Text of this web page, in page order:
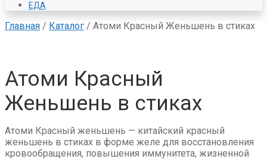
ЕДА
Главная / Каталог / Атоми Красный Женьшень в стиках
Атоми Красный
Женьшень в стиках
Атоми Красный женьшень — китайский красный
женьшень в стиках в форме желе для восстановления
кровообращения, повышения иммунитета, жизненной